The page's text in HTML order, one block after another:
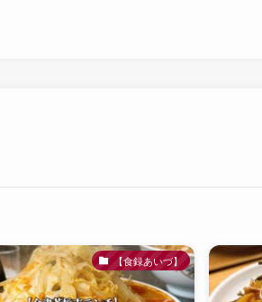
【食録あいづ】